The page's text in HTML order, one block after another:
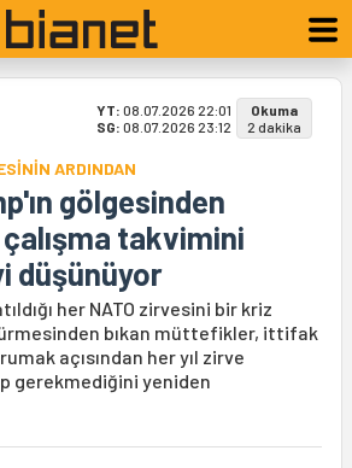
YT: 08.07.2026 22:01
SG: 08.07.2026 23:12
Okuma
2 dakika
ARDINDAN
gölgesinden
takvimini
düşünüyor
her NATO zirvesini bir kriz
bıkan müttefikler, ittifak
açısından her yıl zirve
gerekmediğini yeniden